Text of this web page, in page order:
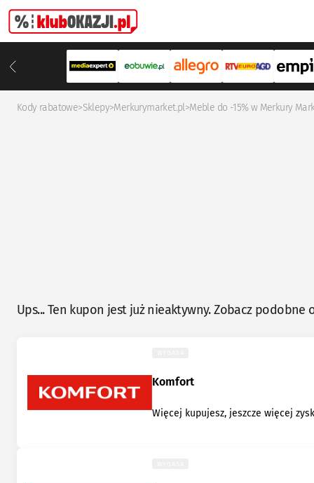
Kody rabatowe>Sklepy>Merkurymarket.pl>Meble do -15% w Merkury
Ups... Ten kupon jest już nieaktywny. Zobacz podobne
Komfort
Więcej kupujesz, jeszcze więcej